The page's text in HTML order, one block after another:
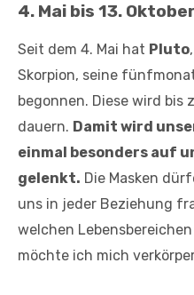
4. Mai bis 13.
Seit dem 4. Mai hat Pluto
Skorpion, seine
begonnen. Diese wird bis
dauern. Damit wird
einmal besonders auf
gelenkt. Die Masken
uns in jeder Beziehung
welchen
möchte ich mich